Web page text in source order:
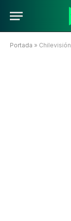
Portada » Chilevisión